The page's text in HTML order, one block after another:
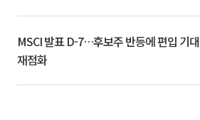
MSCI 발표 D-7…후보주 반등에 편입 기대
재점화